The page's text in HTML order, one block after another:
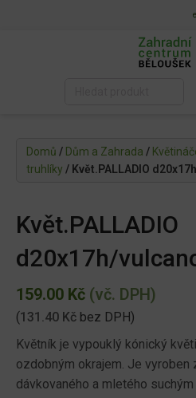
Domů / Dům a Zahrada /
truhlíky / Květ.PALLADIO
Květ.PALLADIO
d20x17h/
159.00 Kč (vč. DPH)
(131.40 Kč bez DPH)
Květník je vypouklý kónický
ozdobným okrajem. Je vyroben
dávkovaného a mletého